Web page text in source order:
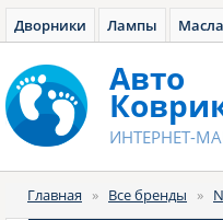
Дворники Лампы
Авто
ИНТЕРНЕТ-
Главная » Все бренды »